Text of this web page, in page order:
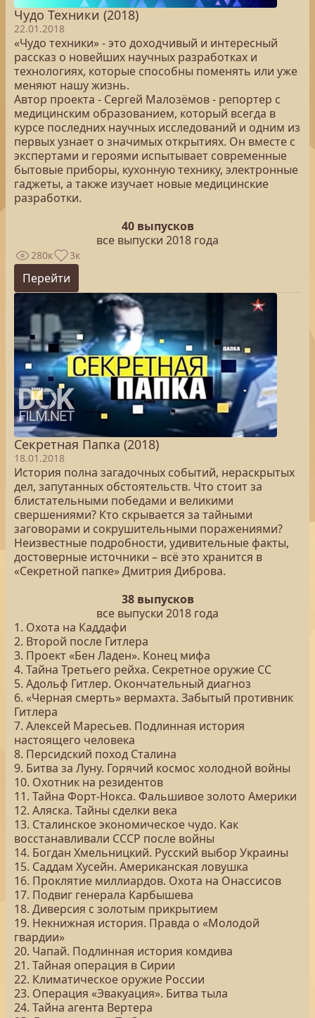
Чудо Техники (2018)
22.01.2018
«Чудо техники» - это доходчивый и интересный
рассказ о новейших научных разработках и
технологиях, которые способны поменять или уже
меняют нашу жизнь.
Автор проекта - Сергей Малозёмов - репортер с
медицинским образованием, который всегда в
курсе последних научных исследований и одним из
первых узнает о значимых открытиях. Он вместе с
экспертами и героями испытывает современные
бытовые приборы, кухонную технику, электронные
гаджеты, а также изучает новые медицинские
разработки.
40 выпусков
все выпуски 2018 года
280к 3к
Перейти
Секретная Папка (2018)
18.01.2018
История полна загадочных событий, нераскрытых
дел, запутанных обстоятельств. Что стоит за
блистательными победами и великими
свершениями? Кто скрывается за тайными
заговорами и сокрушительными поражениями?
Неизвестные подробности, удивительные факты,
достоверные источники – всё это хранится в
«Секретной папке» Дмитрия Диброва.
38 выпусков
все выпуски 2018 года
1. Охота на Каддафи
2. Второй после Гитлера
3. Проект «Бен Ладен». Конец мифа
4. Тайна Третьего рейха. Секретное оружие СС
5. Адольф Гитлер. Окончательный диагноз
6. «Черная смерть» вермахта. Забытый противник
Гитлера
7. Алексей Маресьев. Подлинная история
настоящего человека
8. Персидский поход Сталина
9. Битва за Луну. Горячий космос холодной войны
10. Охотник на резидентов
11. Тайна Форт-Нокса. Фальшивое золото Америки
12. Аляска. Тайны сделки века
13. Сталинское экономическое чудо. Как
восстанавливали СССР после войны
14. Богдан Хмельницкий. Русский выбор Украины
15. Саддам Хусейн. Американская ловушка
16. Проклятие миллиардов. Охота на Онассисов
17. Подвиг генерала Карбышева
18. Диверсия с золотым прикрытием
19. Некнижная история. Правда о «Молодой
гвардии»
20. Чапай. Подлинная история комдива
21. Тайная операция в Сирии
22. Климатическое оружие России
23. Операция «Эвакуация». Битва тыла
24. Тайна агента Вертера